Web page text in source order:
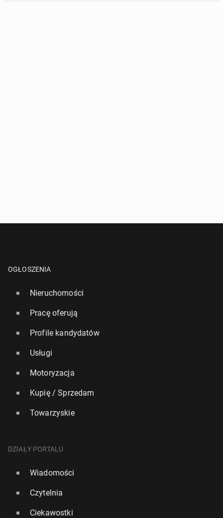
OGŁOSZENIA
Nieruchomości
Pracę oferują
Profile kandydatów
Usługi
Motoryzacja
Kupię / Sprzedam
Towarzyskie
DZIAŁY PORTALU
Wiadomości
Czytelnia
Ciekawostki